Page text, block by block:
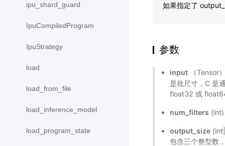
ipu_shard_guard
IpuCompiledProgram
IpuStrategy
load
load_from_file
load_inference_model
load_program_state
如果指定了
参数
input （Tensor
是批尺寸，C 是
float32 或
num_filters
output_size
包含三个整型数